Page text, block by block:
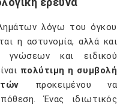
λόγω του όγκου
η αστυνομία, αλλά και
γνώσεων και ειδικού
πολύτιμη η συμβολή
προκειμένου να
Ένας ιδιωτικός